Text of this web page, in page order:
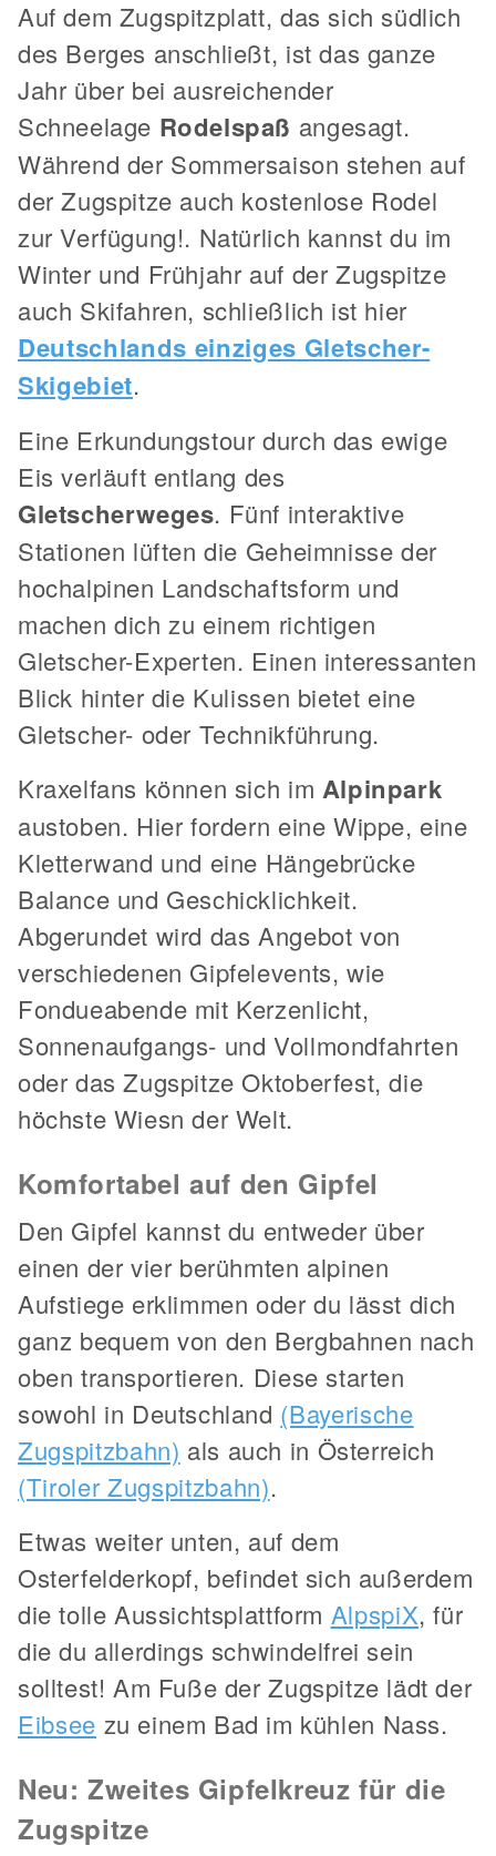
Auf dem Zugspitzplatt, das sich südlich
des Berges anschließt, ist das ganze
Jahr über bei ausreichender
Schneelage Rodelspaß angesagt.
Während der Sommersaison stehen auf
der Zugspitze auch kostenlose Rodel
zur Verfügung!. Natürlich kannst du im
Winter und Frühjahr auf der Zugspitze
auch Skifahren, schließlich ist hier
Deutschlands einziges Gletscher-
Skigebiet.
Eine Erkundungstour durch das ewige
Eis verläuft entlang des
Gletscherweges. Fünf interaktive
Stationen lüften die Geheimnisse der
hochalpinen Landschaftsform und
machen dich zu einem richtigen
Gletscher-Experten. Einen interessanten
Blick hinter die Kulissen bietet eine
Gletscher- oder Technikführung.
Kraxelfans können sich im Alpinpark
austoben. Hier fordern eine Wippe, eine
Kletterwand und eine Hängebrücke
Balance und Geschicklichkeit.
Abgerundet wird das Angebot von
verschiedenen Gipfelevents, wie
Fondueabende mit Kerzenlicht,
Sonnenaufgangs- und Vollmondfahrten
oder das Zugspitze Oktoberfest, die
höchste Wiesn der Welt.
Komfortabel auf den Gipfel
Den Gipfel kannst du entweder über
einen der vier berühmten alpinen
Aufstiege erklimmen oder du lässt dich
ganz bequem von den Bergbahnen nach
oben transportieren. Diese starten
sowohl in Deutschland (Bayerische
Zugspitzbahn) als auch in Österreich
(Tiroler Zugspitzbahn).
Etwas weiter unten, auf dem
Osterfelderkopf, befindet sich außerdem
die tolle Aussichtsplattform AlpspiX, für
die du allerdings schwindelfrei sein
solltest! Am Fuße der Zugspitze lädt der
Eibsee zu einem Bad im kühlen Nass.
Neu: Zweites Gipfelkreuz für die
Zugspitze